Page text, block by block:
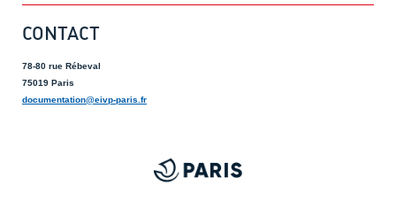
CONTACT
78-80 rue Rébeval
75019 Paris
documentation@eivp-paris.fr